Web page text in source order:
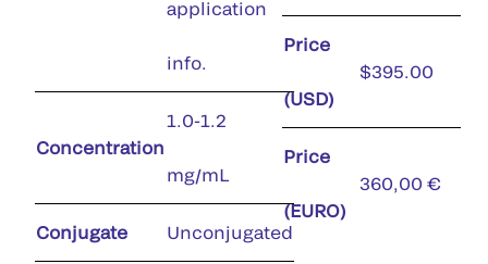
application
info.
Concentration
1.0-1.2
mg/mL
Conjugate Unconjugated
Price
(USD)
$395.00
Price
(EURO)
360,00 €